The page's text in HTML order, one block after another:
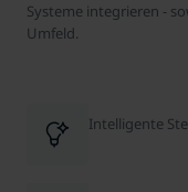
Systeme integrieren -
Umfeld.
Intelligente